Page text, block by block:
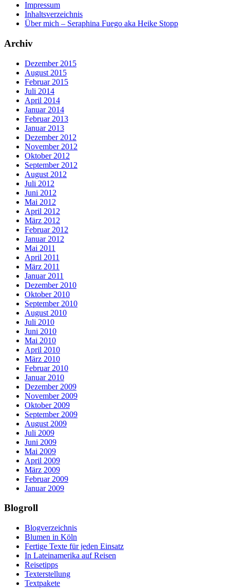
Impressum
Inhaltsverzeichnis
Über mich – Seraphina Fuego aka Heike Stopp
Archiv
Dezember 2015
August 2015
Februar 2015
Juli 2014
April 2014
Januar 2014
Februar 2013
Januar 2013
Dezember 2012
November 2012
Oktober 2012
September 2012
August 2012
Juli 2012
Juni 2012
Mai 2012
April 2012
März 2012
Februar 2012
Januar 2012
Mai 2011
April 2011
März 2011
Januar 2011
Dezember 2010
Oktober 2010
September 2010
August 2010
Juli 2010
Juni 2010
Mai 2010
April 2010
März 2010
Februar 2010
Januar 2010
Dezember 2009
November 2009
Oktober 2009
September 2009
August 2009
Juli 2009
Juni 2009
Mai 2009
April 2009
März 2009
Februar 2009
Januar 2009
Blogroll
Blogverzeichnis
Blumen in Köln
Fertige Texte für jeden Einsatz
In Lateinamerika auf Reisen
Reisetipps
Texterstellung
Textpakete